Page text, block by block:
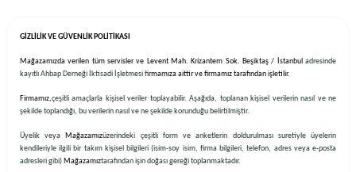
GİZLİLİK VE GÜVENLİK POLİTİKASI
Mağazamızda verilen tüm servisler ve Levent Mah. Krizantem Sok. Beşiktaş / İstanbul adresinde
kayıtlı Ahbap Derneği İktisadi İşletmesi firmamıza aittir ve firmamız tarafından işletilir.
Firmamız,çeşitli amaçlarla kişisel veriler toplayabilir. Aşağıda, toplanan kişisel verilerin nasıl ve ne
şekilde toplandığı, bu verilerin nasıl ve ne şekilde korunduğu belirtilmiştir.
Üyelik veya Mağazamızüzerindeki çeşitli form ve anketlerin doldurulması suretiyle üyelerin
kendileriyle ilgili bir takım kişisel bilgileri (isim-soy isim, firma bilgileri, telefon, adres veya e-posta
adresleri gibi) Mağazamıztarafından işin doğası gereği toplanmaktadır.